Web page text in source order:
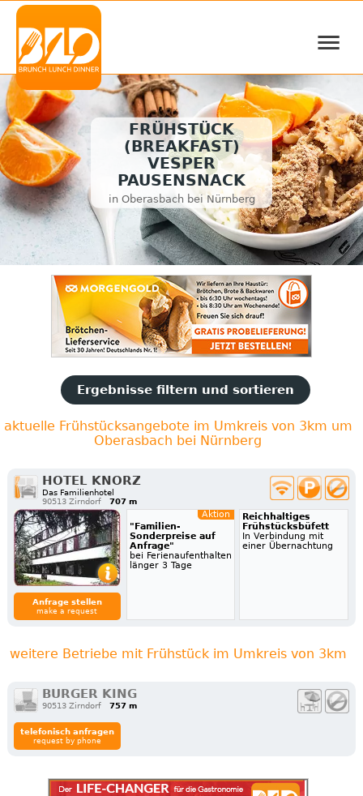
≡
FRÜHSTÜCK
(BREAKFAST)
VESPER
PAUSENSNACK
in Oberasbach bei Nürnberg
Ergebnisse filtern und sortieren
aktuelle Frühstücksangebote im Umkreis von 3km um
Oberasbach bei Nürnberg
HOTEL KNORZ
Das Familienhotel
90513 Zirndorf
707 m
Anfrage stellen
make a request
Aktion
"Familien-
Sonderpreise auf
Anfrage"
bei Ferienaufenthalten
länger 3 Tage
Reichhaltiges
Frühstücksbüfett
In Verbindung mit
einer Übernachtung
weitere Betriebe mit Frühstück im Umkreis von 3km
BURGER KING
90513 Zirndorf 757 m
telefonisch anfragen
request by phone